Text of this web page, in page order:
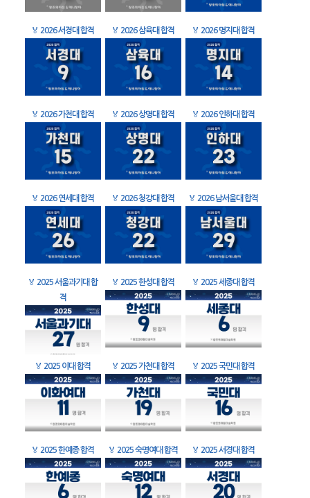
🏅 2026 서경대 합격 🏅 2026 삼육대 합격 🏅 2026 명지대 합격
🏅 2026 가천대 합격 🏅 2026 상명대 합격 🏅 2026 인하대 합격
🏅 2026 연세대 합격 🏅 2026 청강대 합격 🏅 2026 남서울대 합격
🏅 2025 서울과기대 합
격
🏅 2025 한성대 합격 🏅 2025 세종대 합격
🏅 2025 이대 합격 🏅 2025 가천대 합격 🏅 2025 국민대 합격
🏅 2025 한예종 합격 🏅 2025 숙명여대 합격 🏅 2025 서경대 합격